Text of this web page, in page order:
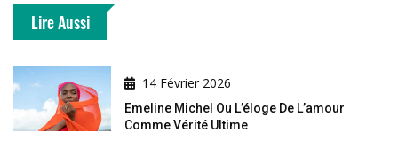
Lire Aussi
14 Février 2026
Emeline Michel Ou L’éloge De L’amour
Comme Vérité Ultime